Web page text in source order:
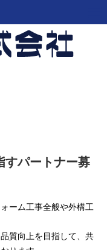
すパートナー募
ーム工事全般や外構工
質向上を目指して、共